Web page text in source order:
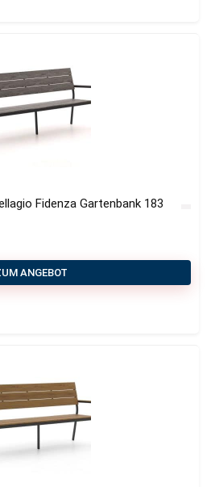
Fidenza Gartenbank 183
ANGEBOT